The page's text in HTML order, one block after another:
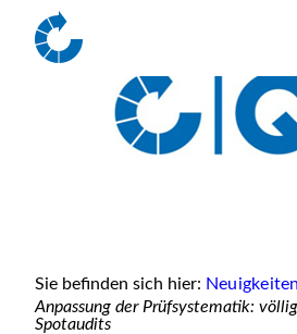
Sie befinden sich hier: Neuigkeiten
Anpassung der Prüfsystematik:
Spotaudits